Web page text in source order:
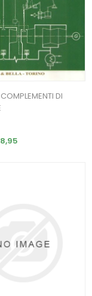
DI